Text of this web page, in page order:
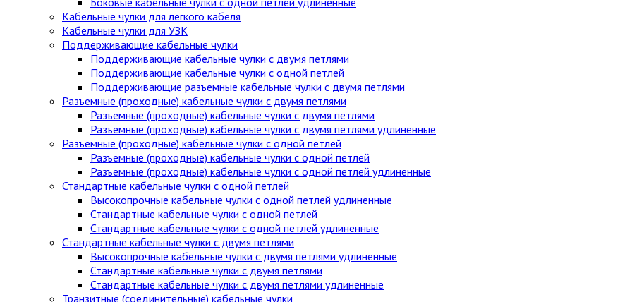
Кабельные чулки для легкого кабеля
Кабельные чулки для УЗК
Поддерживающие кабельные чулки
Поддерживающие кабельные чулки с двумя петлями
Поддерживающие кабельные чулки с одной петлей
Поддерживающие разъемные кабельные чулки с двумя петлями
Разъемные (проходные) кабельные чулки с двумя петлями
Разъемные (проходные) кабельные чулки с двумя петлями
Разъемные (проходные) кабельные чулки с двумя петлями удлиненные
Разъемные (проходные) кабельные чулки с одной петлей
Разъемные (проходные) кабельные чулки с одной петлей
Разъемные (проходные) кабельные чулки с одной петлей удлиненные
Стандартные кабельные чулки c одной петлей
Высокопрочные кабельные чулки с одной петлей удлиненные
Стандартные кабельные чулки с одной петлей
Стандартные кабельные чулки с одной петлей удлиненные
Стандартные кабельные чулки с двумя петлями
Высокопрочные кабельные чулки с двумя петлями удлиненные
Стандартные кабельные чулки с двумя петлями
Стандартные кабельные чулки с двумя петлями удлиненные
Транзитные (соединительные) кабельные чулки